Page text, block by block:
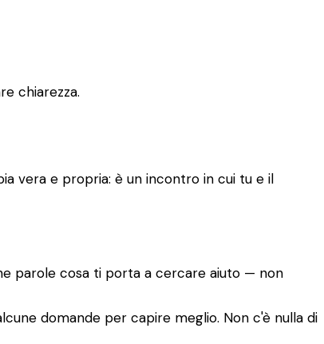
chiarezza.
vera e propria: è un incontro in cui tu e il
parole cosa ti porta a cercare aiuto — non
domande per capire meglio. Non c'è nulla di